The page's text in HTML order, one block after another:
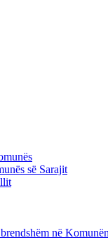
së Sarajit
në